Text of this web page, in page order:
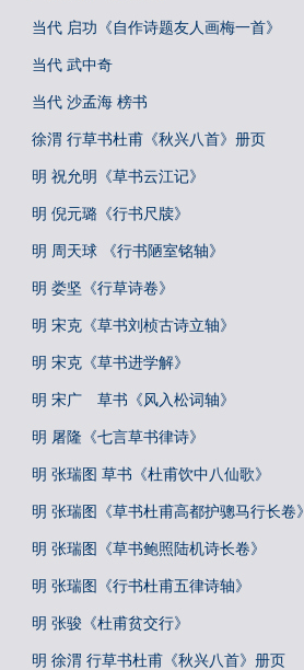
当代 启功《自作诗题友人画梅一首》
当代 武中奇
当代 沙孟海 榜书
徐渭 行草书杜甫《秋兴八首》册页
明 祝允明《草书云江记》
明 倪元璐《行书尺牍》
明 周天球 《行书陋室铭轴》
明 娄坚《行草诗卷》
明 宋克《草书刘桢古诗立轴》
明 宋克《草书进学解》
明 宋广 草书《风入松词轴》
明 屠隆《七言草书律诗》
明 张瑞图 草书《杜甫饮中八仙歌》
明 张瑞图《草书杜甫高都护骢马行长卷》
明 张瑞图《草书鲍照陆机诗长卷》
明 张瑞图《行书杜甫五律诗轴》
明 张骏《杜甫贫交行》
明 徐渭 行草书杜甫《秋兴八首》册页